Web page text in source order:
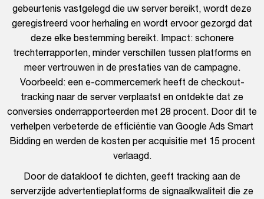
gebeurtenis vastgelegd die uw server bereikt, wordt deze
geregistreerd voor herhaling en wordt ervoor gezorgd dat
deze elke bestemming bereikt. Impact: schonere
trechterrapporten, minder verschillen tussen platforms en
meer vertrouwen in de prestaties van de campagne.
Voorbeeld: een e-commercemerk heeft de checkout-
tracking naar de server verplaatst en ontdekte dat ze
conversies onderrapporteerden met 28 procent. Door dit te
verhelpen verbeterde de efficiëntie van Google Ads Smart
Bidding en werden de kosten per acquisitie met 15 procent
verlaagd.
Door de datakloof te dichten, geeft tracking aan de
serverzijde advertentieplatforms de signaalkwaliteit die ze